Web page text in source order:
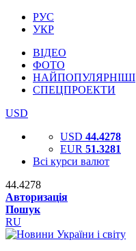
РУС
УКР
ВІДЕО
ФОТО
НАЙПОПУЛЯРНІШІ
СПЕЦПРОЕКТИ
USD
USD 44.4278
EUR 51.3281
Всі курси валют
44.4278
Авторизація
Пошук
RU